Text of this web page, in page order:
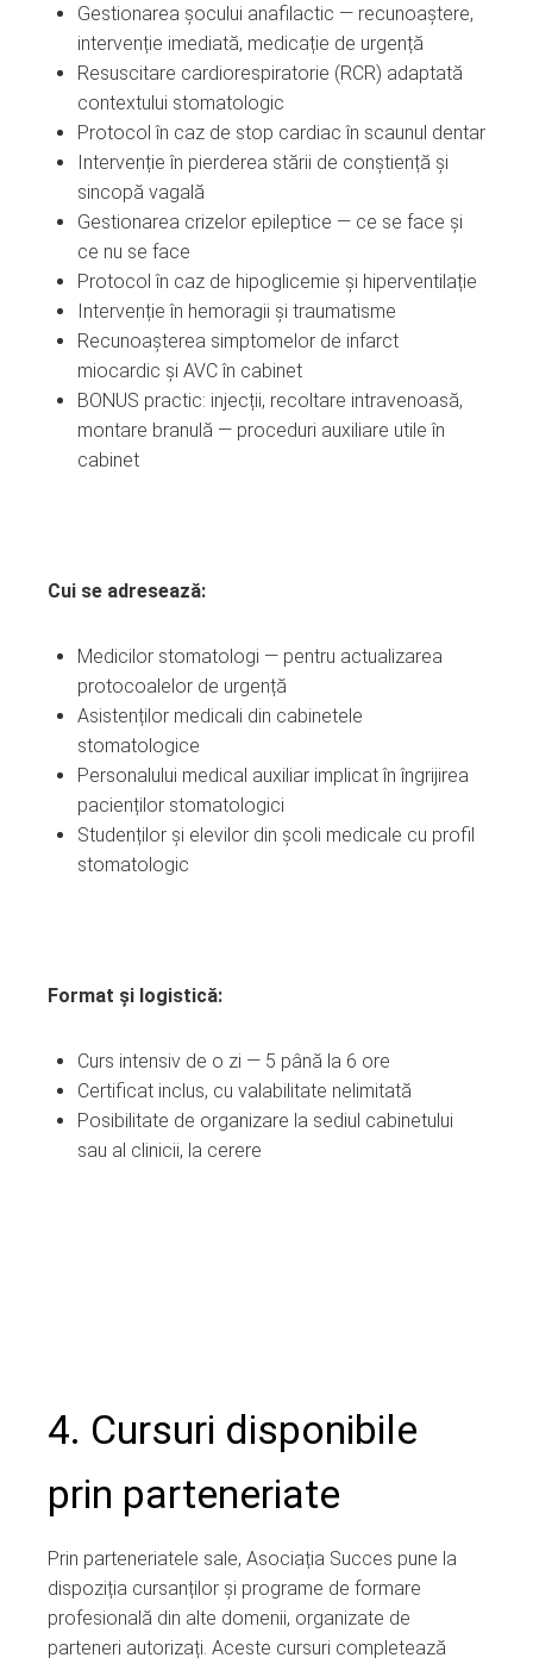
Gestionarea șocului anafilactic — recunoaștere,
intervenție imediată, medicație de urgență
Resuscitare cardiorespiratorie (RCR) adaptată
contextului stomatologic
Protocol în caz de stop cardiac în scaunul dentar
Intervenție în pierderea stării de conștiență și
sincopă vagală
Gestionarea crizelor epileptice — ce se face și
ce nu se face
Protocol în caz de hipoglicemie și hiperventilație
Intervenție în hemoragii și traumatisme
Recunoașterea simptomelor de infarct
miocardic și AVC în cabinet
BONUS practic: injecții, recoltare intravenoasă,
montare branulă — proceduri auxiliare utile în
cabinet
Cui se adresează:
Medicilor stomatologi — pentru actualizarea
protocoalelor de urgență
Asistenților medicali din cabinetele
stomatologice
Personalului medical auxiliar implicat în îngrijirea
pacienților stomatologici
Studenților și elevilor din școli medicale cu profil
stomatologic
Format și logistică:
Curs intensiv de o zi — 5 până la 6 ore
Certificat inclus, cu valabilitate nelimitată
Posibilitate de organizare la sediul cabinetului
sau al clinicii, la cerere
4. Cursuri disponibile
prin parteneriate
Prin parteneriatele sale, Asociația Succes pune la
dispoziția cursanților și programe de formare
profesională din alte domenii, organizate de
parteneri autorizați. Aceste cursuri completează